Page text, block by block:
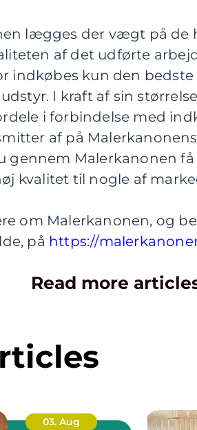
lægges der vægt på de
af det udførte
indkøbes kun den
I kraft af sin
i forbindelse med
af på
gennem Malerkanonen
kvalitet til nogle af
om Malerkanonen, og
på https://
Read more
03. Aug